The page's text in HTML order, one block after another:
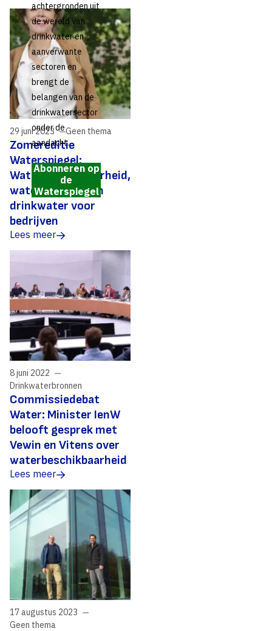
Zomereditie
Waterspiegel:
Waterbeschikbaarheid,
waterkwaliteit en
drinkwater voor
bedrijven
29 juni 2023 Geen thema
Lees meer
​Commissiedebat
Water: Minister IenW
belooft gesprek met
Vewin en Vitens over
waterbeschikbaarheid
8 juni 2022
Drinkwaterbronnen
Lees meer
17 augustus 2023
Geen thema
achtergronden uit
de wereld van
drinkwater en
aanverwante
sectoren en
brengt de
belangen van de
drinkwatersector
onder de
aandacht.
Abonneren op
de
Waterspiegel